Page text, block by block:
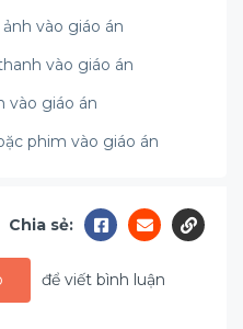
vào giáo án
vào giáo án
vào giáo án
phim vào giáo án
Chia sẻ:
để viết bình luận